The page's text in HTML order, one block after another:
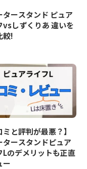
タースタンド ピュア
vsしずくりあ 違いを
較!
ミと評判が最悪？】
タースタンドピュア
Lのデメリットも正直
ー